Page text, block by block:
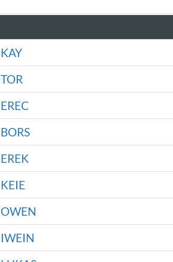
KAY
TOR
EREC
BORS
EREK
KEIE
OWEN
IWEIN